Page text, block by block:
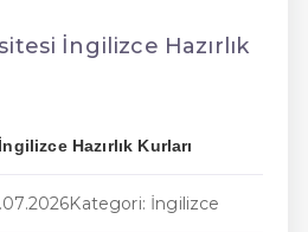
İngilizce Hazırlık
Hazırlık Kurları
Kategori: İngilizce